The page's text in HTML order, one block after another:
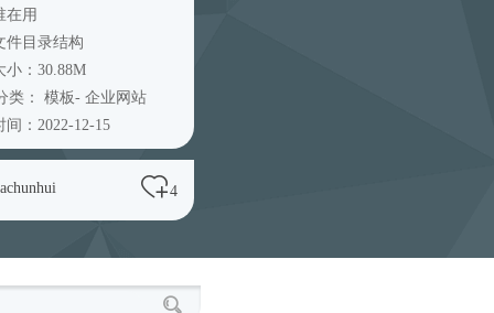
在用
件目录结构
小：30.88M
类： 模板- 企业网站
间：2022-12-15
4